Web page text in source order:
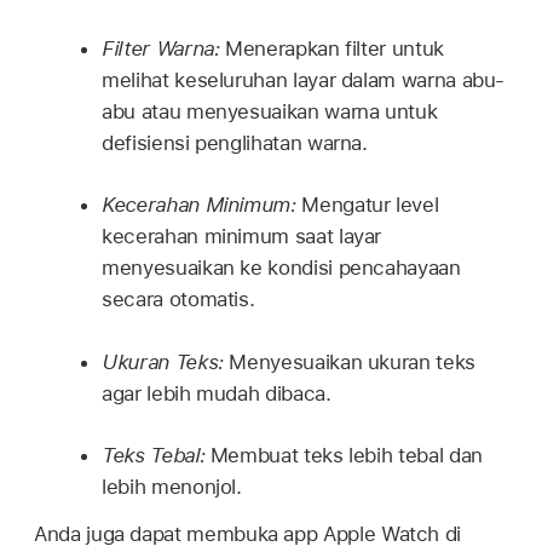
Filter Warna: Menerapkan filter untuk
melihat keseluruhan layar dalam warna abu-
abu atau menyesuaikan warna untuk
defisiensi penglihatan warna.
Kecerahan Minimum: Mengatur level
kecerahan minimum saat layar
menyesuaikan ke kondisi pencahayaan
secara otomatis.
Ukuran Teks: Menyesuaikan ukuran teks
agar lebih mudah dibaca.
Teks Tebal: Membuat teks lebih tebal dan
lebih menonjol.
Anda juga dapat membuka app Apple Watch di